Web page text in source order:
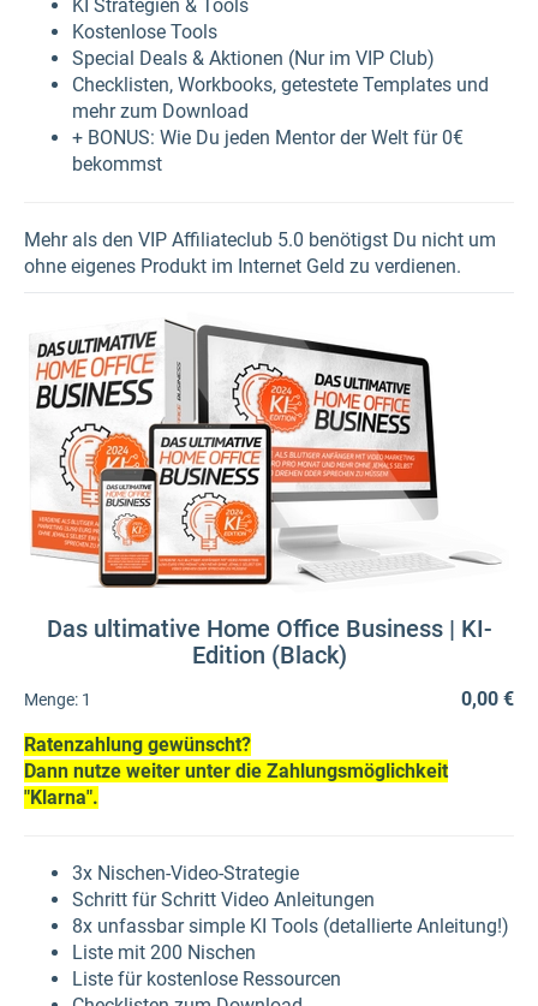
KI Strategien & Tools
Kostenlose Tools
Special Deals & Aktionen (Nur im VIP Club)
Checklisten, Workbooks, getestete Templates und
mehr zum Download
+ BONUS: Wie Du jeden Mentor der Welt für 0€
bekommst
Mehr als den VIP Affiliateclub 5.0 benötigst Du nicht um
ohne eigenes Produkt im Internet Geld zu verdienen.
Das ultimative Home Office Business | KI-
Edition (Black)
Menge: 1
0,00 €
Ratenzahlung gewünscht?
Dann nutze weiter unter die Zahlungsmöglichkeit
"Klarna".
3x Nischen-Video-Strategie
Schritt für Schritt Video Anleitungen
8x unfassbar simple KI Tools (detallierte Anleitung!)
Liste mit 200 Nischen
Liste für kostenlose Ressourcen